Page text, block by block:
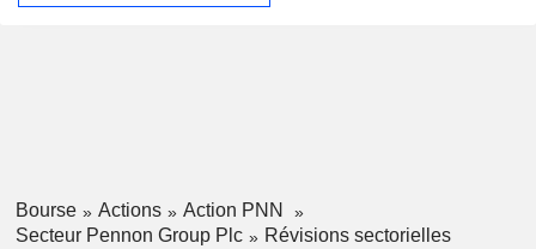
Bourse Actions
Action PNN
Secteur Pennon Group Plc
Révisions sectorielles